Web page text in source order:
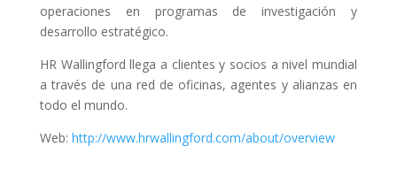
operaciones en programas de investigación y
desarrollo estratégico.
HR Wallingford llega a clientes y socios a nivel mundial
a través de una red de oficinas, agentes y alianzas en
todo el mundo.
Web: http://www.hrwallingford.com/about/overview